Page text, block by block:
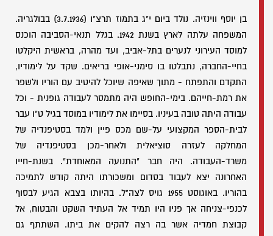
בן יוסף ווינזיה. נולד ביום י"ג בתמוז תרצ"ו (3.7.1936) בבולגריה.
המשפחה עלתה לארץ בשנת 1942. בגלל תנאי-הסביבה הוכנס
למוסד העירוני לנערים בתל-אביב, ועד מהרה, בראשית היקלטו
בחיי-החברה, נתבלטו בו סימני-אופי בריאים. שקד על לימודיו,
התקדם והתפתח - מתוך שאיפה שיוכל להיטיב עם הוריו ולשפר
את רמת-חייהם. בימי-החופש היה מתמסר לעבודה גופנית - וכל
עבודה היתה טובה בעיניו. בסיימו את לימודיו במוסד בגיל ט"ו עבר
לבית-הספר המקצועי על-שם מכס פיין ולמד בסטיפנדיה של
המחלקה לעזרה סוציאלית ולאחר-מכן בסטיפנדיה של
משרד-העבודה. היה חבר "התנועה המאוחדת". בשנת-חייו
האחרונה יצא לעבוד בסדום ומשכורתו היתה קודש לתמיכה
בהוריו. באוגוסט 1955 גויס לצה"ל. בהיותו בצבא הגיע לבסוף
לכנפי-צניחה אך פניו היו תמיד אל העתיד השקט והבטוח, אל
קבוצת חמדיה אשר בה רצה להקים את ביתו. השתתף גם